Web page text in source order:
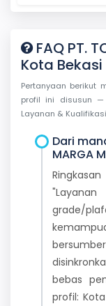
FAQ PT.
Kota Bekasi
Pertanyaan berikut
profil ini disusun —
Layanan &
Dari
MARGA
grade/
bebas
profil: